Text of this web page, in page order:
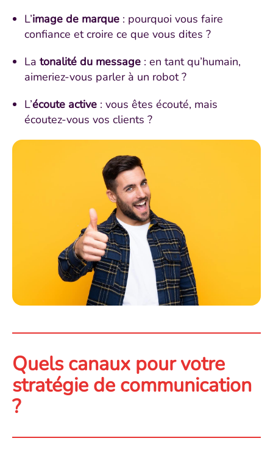
L’image de marque : pourquoi vous faire
confiance et croire ce que vous dites ?
La tonalité du message : en tant qu’humain,
aimeriez-vous parler à un robot ?
L’écoute active : vous êtes écouté, mais
écoutez-vous vos clients ?
Quels canaux pour votre
stratégie de communication
?